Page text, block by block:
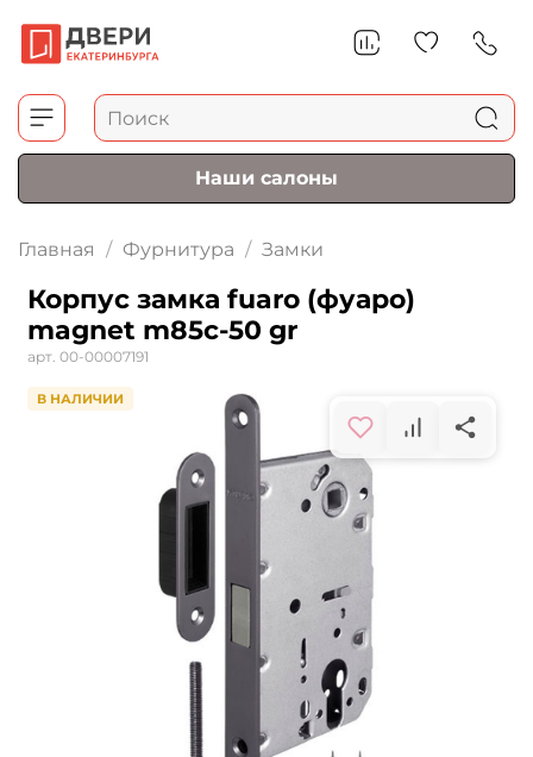
Наши салоны
Главная Фурнитура Замки
Корпус замка fuaro (фуаро)
magnet m85c-50 gr
арт. 00-00007191
В НАЛИЧИИ